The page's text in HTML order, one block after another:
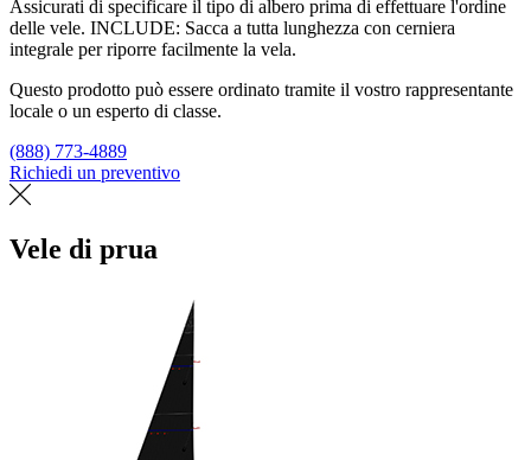
Assicurati di specificare il tipo di albero prima di effettuare l'ordine
delle vele. INCLUDE: Sacca a tutta lunghezza con cerniera
integrale per riporre facilmente la vela.
Questo prodotto può essere ordinato tramite il vostro rappresentante
locale o un esperto di classe.
(888) 773-4889
Richiedi un preventivo
Vele di prua